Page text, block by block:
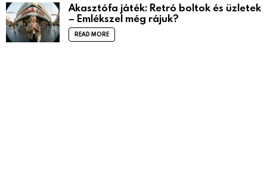
Akasztófa játék: Retró boltok és üzletek
– Emlékszel még rájuk?
READ MORE